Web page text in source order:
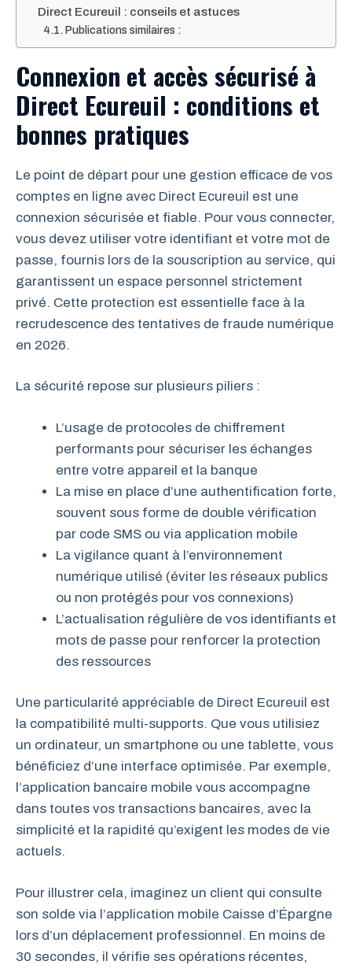
Direct Ecureuil : conseils et astuces
Publications similaires :
Connexion et accès sécurisé à
Direct Ecureuil : conditions et
bonnes pratiques
Le point de départ pour une gestion efficace de vos
comptes en ligne avec Direct Ecureuil est une
connexion sécurisée et fiable. Pour vous connecter,
vous devez utiliser votre identifiant et votre mot de
passe, fournis lors de la souscription au service, qui
garantissent un espace personnel strictement
privé. Cette protection est essentielle face à la
recrudescence des tentatives de fraude numérique
en 2026.
La sécurité repose sur plusieurs piliers :
L’usage de protocoles de chiffrement
performants pour sécuriser les échanges
entre votre appareil et la banque
La mise en place d’une authentification forte,
souvent sous forme de double vérification
par code SMS ou via application mobile
La vigilance quant à l’environnement
numérique utilisé (éviter les réseaux publics
ou non protégés pour vos connexions)
L’actualisation régulière de vos identifiants et
mots de passe pour renforcer la protection
des ressources
Une particularité appréciable de Direct Ecureuil est
la compatibilité multi-supports. Que vous utilisiez
un ordinateur, un smartphone ou une tablette, vous
bénéficiez d’une interface optimisée. Par exemple,
l’application bancaire mobile vous accompagne
dans toutes vos transactions bancaires, avec la
simplicité et la rapidité qu’exigent les modes de vie
actuels.
Pour illustrer cela, imaginez un client qui consulte
son solde via l’application mobile Caisse d’Épargne
lors d’un déplacement professionnel. En moins de
30 secondes, il vérifie ses opérations récentes,